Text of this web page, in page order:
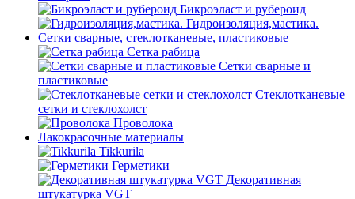
Бикроэласт и рубероид
Гидроизоляция,мастика.
Сетки сварные, стеклотканевые, пластиковые
Сетка рабица
Сетки сварные и
пластиковые
Стеклотканевые
сетки и стеклохолст
Проволока
Лакокрасочные материалы
Tikkurila
Герметики
Декоративная
штукатурка VGT